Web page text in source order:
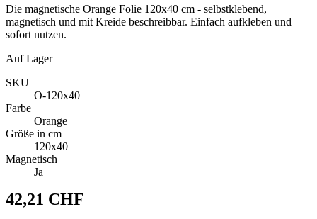
Die magnetische Orange Folie 120x40 cm - selbstklebend,
magnetisch und mit Kreide beschreibbar. Einfach aufkleben und
sofort nutzen.
Auf Lager
SKU
O-120x40
Farbe
Orange
Größe in cm
120x40
Magnetisch
Ja
42,21 CHF